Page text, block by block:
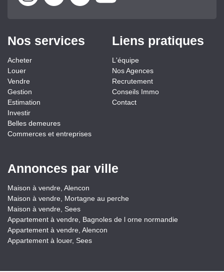
Nos services
Acheter
Louer
Vendre
Gestion
Estimation
Investir
Belles demeures
Commerces et entreprises
Liens pratiques
L'équipe
Nos Agences
Recrutement
Conseils Immo
Contact
Annonces par ville
Maison à vendre, Alencon
Maison à vendre, Mortagne au perche
Maison à vendre, Sees
Appartement à vendre, Bagnoles de l orne normandie
Appartement à vendre, Alencon
Appartement à louer, Sees